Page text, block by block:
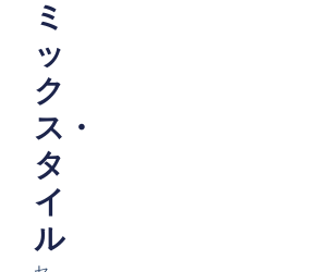
ミ
ッ
ク
ス・
タ
イ
ル